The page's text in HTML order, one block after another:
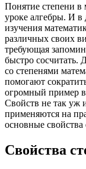
Понятие степени в
уроке алгебры. И в
изучения
различных своих
требующая
быстро сосчитать.
со степенями
помогают
огромный пример в
Свойств не так уж
применяются на
основные
Свойства